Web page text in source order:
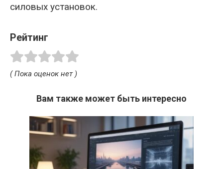
силовых установок.
Рейтинг
( Пока оценок нет )
Вам также может быть интересно